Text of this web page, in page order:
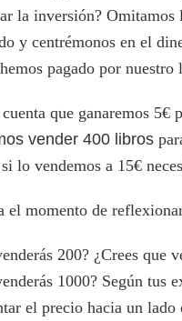
la inversión? Omitamos
y centrémonos en el
pagado por
que ganaremos 5€
vender 400 libros
lo vendemos a 15€
el momento de
200? ¿Crees que
1000? Según tus
el precio hacia un lado